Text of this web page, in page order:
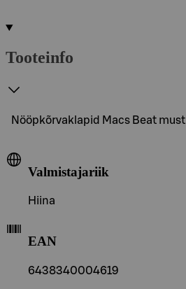
Tooteinfo
Nööpkõrvaklapid Macs Beat must
Valmistajariik
Hiina
EAN
6438340004619